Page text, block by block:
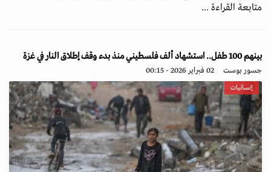
متابعة القراءة ...
بينهم 100 طفل.. استشهاد ألف فلسطيني منذ بدء وقف إطلاق النار في غزة
جسور بوست 02 فبراير 2026 - 00:15
إنسانيات